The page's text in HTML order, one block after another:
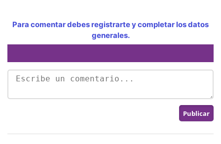
Para comentar debes registrarte y completar los datos
generales.